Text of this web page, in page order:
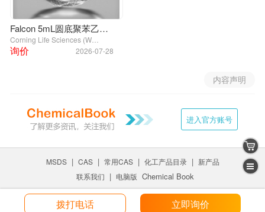
Falcon 5mL圆底聚苯乙烯试管，带盖，无菌
2026-07-28
询价
内容声明
进入官方账号
拨打电话 立即询价
MSDS | CAS | 常用CAS | 化工产品目录 | 新产品
联系我们 | 电脑版 Chemical Book